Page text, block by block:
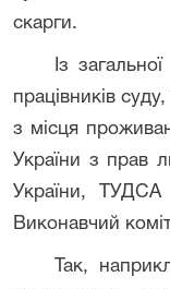
скарги.
Із
працівників
з місця
України з прав
України, ТУДСА
Виконавчий
Так,